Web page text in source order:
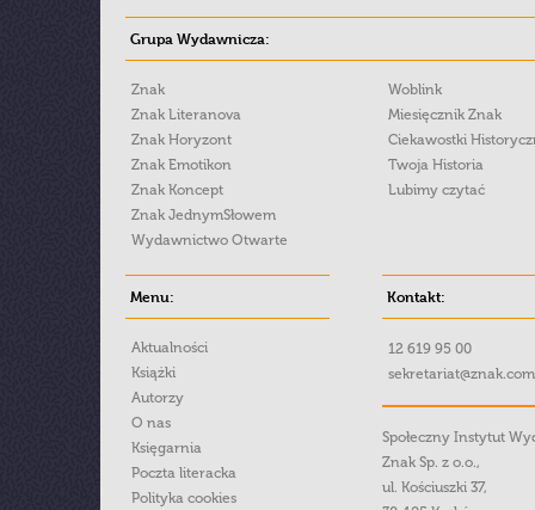
Grupa Wydawnicza:
Znak
Znak Literanova
Znak Horyzont
Znak Emotikon
Znak Koncept
Znak JednymSłowem
Wydawnictwo Otwarte
Woblink
Miesięcznik Znak
Ciekawostki
Twoja Historia
Lubimy czytać
Menu:
Aktualności
Książki
Autorzy
O nas
Księgarnia
Poczta literacka
Polityka cookies
Kontakt:
12 619 95 00
Społeczny Instytut
Znak Sp. z o.o.,
ul. Kościuszki 37,